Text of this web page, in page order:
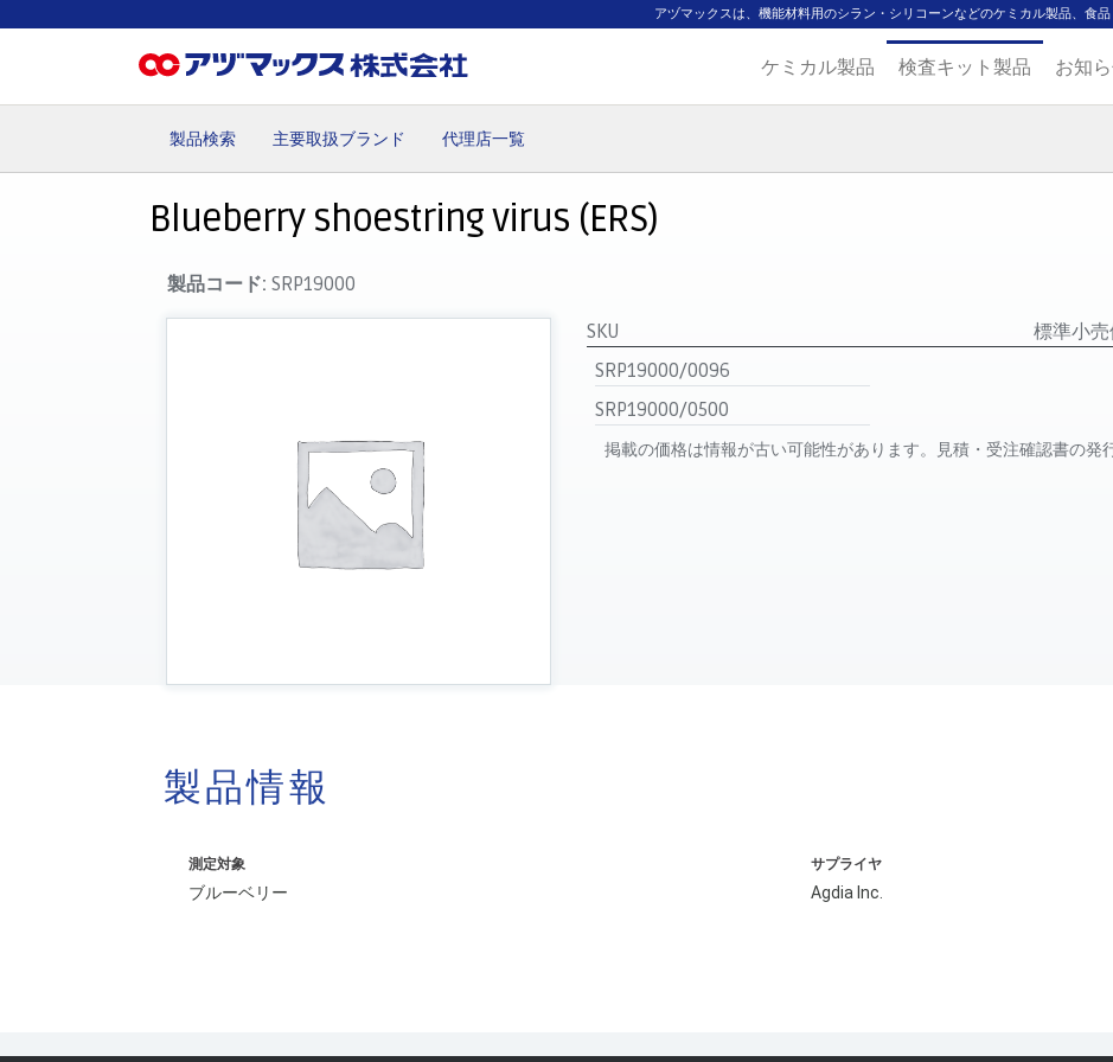
アヅマックスは、機能材料用のシラン・シリコーンなどのケミカル製品、食
ケミカル製品 検査キット製品 お知
製品検索 主要取扱ブランド 代理店一覧
Blueberry shoestring virus (ERS)
製品コード:SRP19000
SKU
標準小
SRP19000/0096
SRP19000/0500
掲載の価格は情報が古い可能性があります。見積・受注確認書の発
製品情報
測定対象
ブルーベリー
サプライヤ
Agdia Inc.